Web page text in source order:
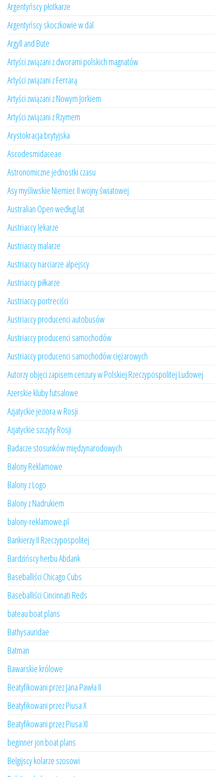
Argentyńscy płotkarze
Argentyńscy skoczkowie w dal
Argyll and Bute
Artyści związani z dworami polskich magnatów
Artyści związani z Ferrarą
Artyści związani z Nowym Jorkiem
Artyści związani z Rzymem
Arystokracja brytyjska
Ascodesmidaceae
Astronomiczne jednostki czasu
Asy myśliwskie Niemiec II wojny światowej
Australian Open według lat
Austriaccy lekarze
Austriaccy malarze
Austriaccy narciarze alpejscy
Austriaccy piłkarze
Austriaccy portreciści
Austriaccy producenci autobusów
Austriaccy producenci samochodów
Austriaccy producenci samochodów ciężarowych
Autorzy objęci zapisem cenzury w Polskiej Rzeczypospolitej Ludowej
Azerskie kluby futsalowe
Azjatyckie jeziora w Rosji
Azjatyckie szczyty Rosji
Badacze stosunków międzynarodowych
Balony Reklamowe
Balony z Logo
Balony z Nadrukiem
balony-reklamowe.pl
Bankierzy II Rzeczypospolitej
Bardzińscy herbu Abdank
Baseballiści Chicago Cubs
Baseballiści Cincinnati Reds
bateau boat plans
Bathysauridae
Batman
Bawarskie królowe
Beatyfikowani przez Jana Pawła II
Beatyfikowani przez Piusa X
Beatyfikowani przez Piusa XI
beginner jon boat plans
Belgijscy kolarze szosowi